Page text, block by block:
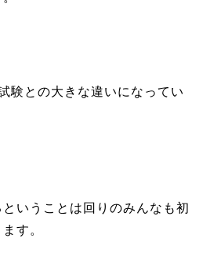
験との大きな違いになってい
いうことは回りのみんなも初
す。